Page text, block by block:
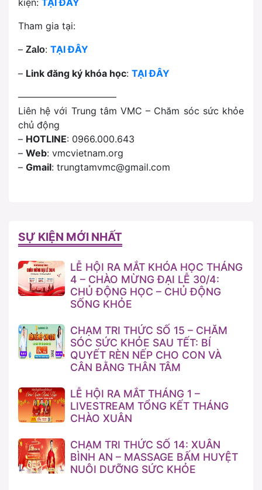
kiện: TẠI ĐÂY
Tham gia tại:
– Zalo: TẠI ĐÂY
– Link đăng ký khóa học: TẠI ĐÂY
——————————–
Liên hệ với Trung tâm VMC – Chăm sóc sức khỏe
chủ động
– HOTLINE: 0966.000.643
– Web: vmcvietnam.org
– Gmail: trungtamvmc@gmail.com
SỰ KIỆN MỚI NHẤT
LỄ HỘI RA MẮT KHÓA HỌC THÁNG
4 – CHÀO MỪNG ĐẠI LỄ 30/4:
CHỦ ĐỘNG HỌC – CHỦ ĐỘNG
SỐNG KHỎE
CHẠM TRI THỨC SỐ 15 – CHĂM
SÓC SỨC KHỎE SAU TẾT: BÍ
QUYẾT RÈN NẾP CHO CON VÀ
CÂN BẰNG THÂN TÂM
LỄ HỘI RA MẮT THÁNG 1 –
LIVESTREAM TỔNG KẾT THÁNG
CHÀO XUÂN
CHẠM TRI THỨC SỐ 14: XUÂN
BÌNH AN – MASSAGE BẤM HUYỆT
NUÔI DƯỠNG SỨC KHỎE